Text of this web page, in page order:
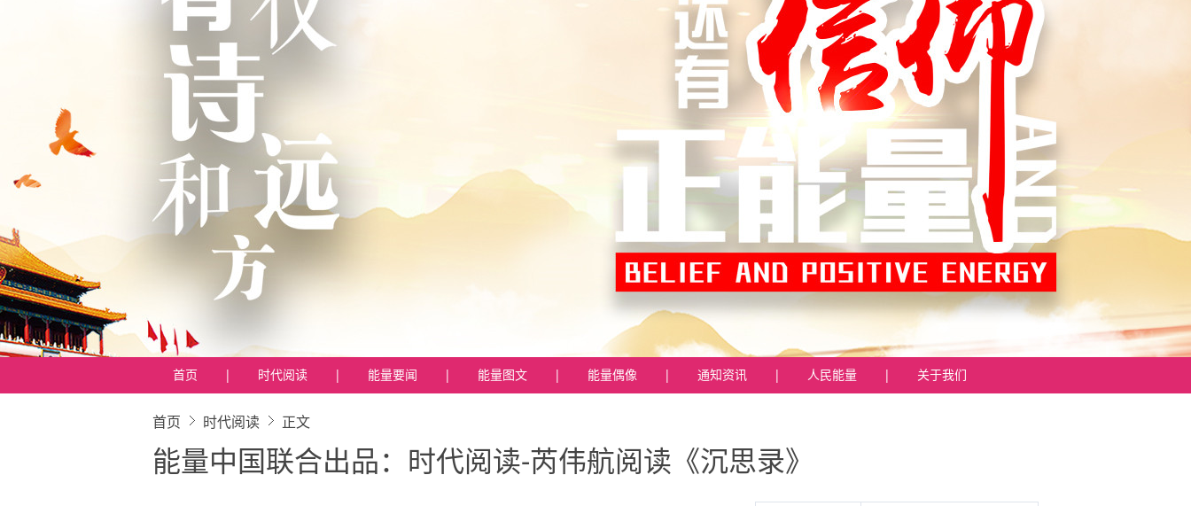
首页 | 时代阅读 | 能量要闻 | 能量图文 | 能量偶像 | 通知资讯 | 人民能量 | 关于我们
首页 时代阅读 正文
能量中国联合出品：时代阅读-芮伟航阅读《沉思录》